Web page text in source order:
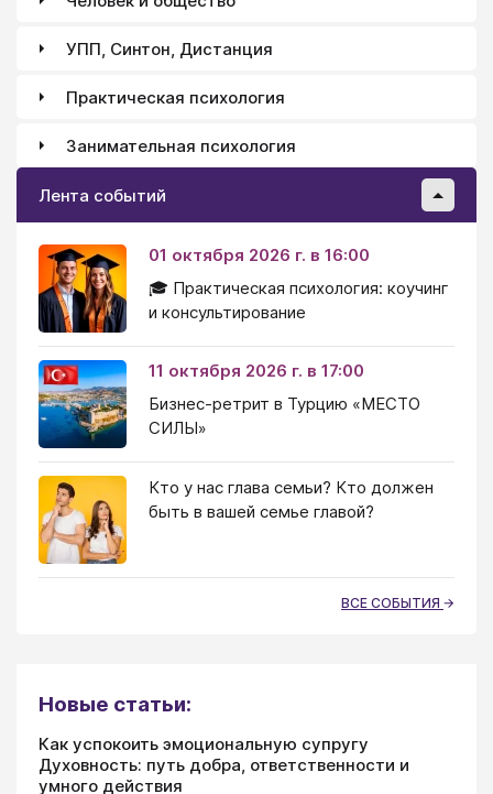
УПП, Синтон, Дистанция
Практическая психология
Занимательная психология
Лента событий
01 октября 2026 г. в 16:00
🎓 Практическая психология: коучинг
и консультирование
11 октября 2026 г. в 17:00
Бизнес-ретрит в Турцию «МЕСТО
СИЛЫ»
Кто у нас глава семьи? Кто должен
быть в вашей семье главой?
ВСЕ СОБЫТИЯ
Новые статьи:
Как успокоить эмоциональную супругу
Духовность: путь добра, ответственности и
умного действия